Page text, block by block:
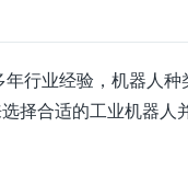
行业经验，机器人
择合适的工业机器